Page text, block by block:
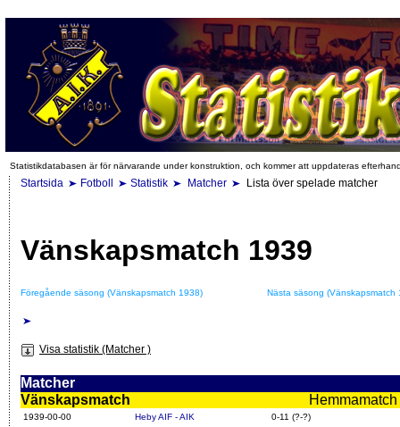
Statistikdatabasen är för närvarande under konstruktion, och kommer att uppdateras
Startsida Fotboll Statistik Matcher Lista över spelade matcher
Vänskapsmatch 1939
Föregående säsong (Vänskapsmatch 1938) Nästa säsong (Vänskapsmatch
Visa statistik (Matcher )
Matcher
Vänskapsmatch
1939-00-00 Heby AIF - AIK
0-11 (?-?)